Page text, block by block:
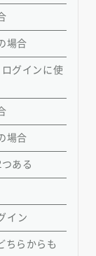
場合
ログインに使
場合
ある
イン
ちらからも